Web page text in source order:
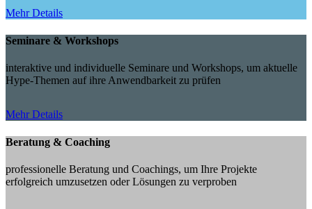
Mehr Details
Seminare & Workshops
interaktive und individuelle Seminare und Workshops, um aktuelle
Hype-Themen auf ihre Anwendbarkeit zu prüfen
Mehr Details
Beratung & Coaching
professionelle Beratung und Coachings, um Ihre Projekte
erfolgreich umzusetzen oder Lösungen zu verproben